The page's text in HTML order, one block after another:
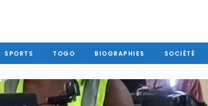
SPORTS TOGO BIOGRAPHIES SOCIÉTÉ